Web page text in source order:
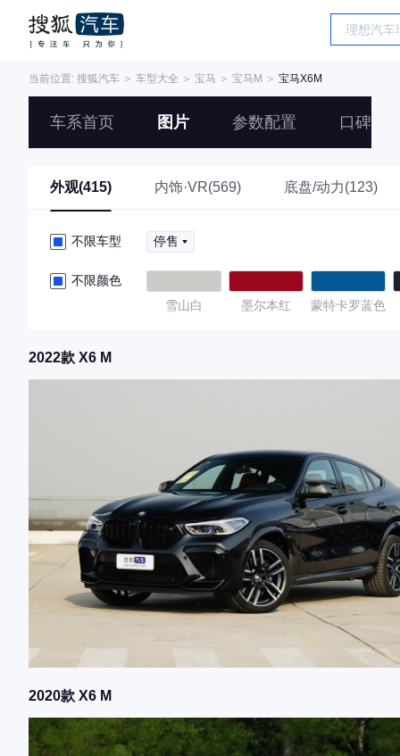
当前位置: 搜狐汽车 ＞ 车型大全 ＞ 宝马 ＞ 宝马M ＞ 宝马X6M
车系首页 图片 参数配置 口碑
外观(415) 内饰·VR(569) 底盘/动力(123)
不限车型 停售
不限颜色
雪山白
墨尔本红 蒙特卡罗蓝色
2022款 X6 M
2020款 X6 M